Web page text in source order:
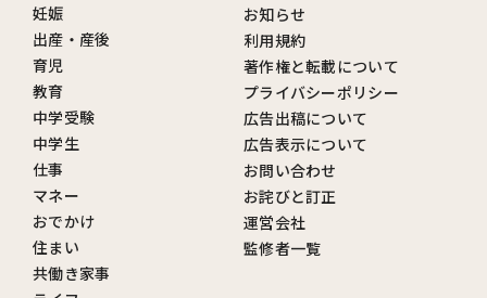
妊娠
出産・産後
育児
教育
中学受験
中学生
仕事
マネー
おでかけ
住まい
共働き家事
お知らせ
利用規約
著作権と転載について
プライバシーポリシー
広告出稿について
広告表示について
お問い合わせ
お詫びと訂正
運営会社
監修者一覧